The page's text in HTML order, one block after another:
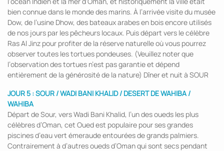
bien connue dans le monde des marins. À l’arrivée visite du musée
Dow, de l’usine Dhow, des bateaux arabes en bois encore utilisés
de nos jours par les pêcheurs locaux. Puis départ vers le célèbre
Ras Al Jinz pour profiter de la réserve naturelle où vous pourrez
observer toutes les tortues pondeuses. (Veuillez noter que
l’observation des tortues n’est pas garantie et dépend
entièrement de la générosité de la nature) Dîner et nuit à SOUR
JOUR 5 : SOUR / WADI BANI KHALID / DESERT DE WAHIBA /
WAHIBA
Départ de Sour, vers Wadi Bani Khalid, l’un des oueds les plus
célèbres d’Oman, cet Oued est populaire pour ses grandes
piscines d’eau vert émeraude entourées de grands palmiers.
Contrairement à d’autres oueds d’Oman qui sont secs pendant